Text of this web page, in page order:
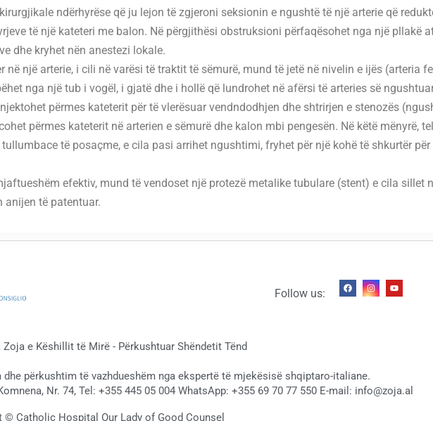
ndërhyrëse që ju lejon të zgjeroni seksionin e ngushtë të një arterie që
të një kateteri me balon. Në përgjithësi obstruksioni përfaqësohet nga një pllakë
dhe kryhet nën anestezi lokale.
një arterie, i cili në varësi të traktit të sëmurë, mund të jetë në nivelin e ijës (arteria
nga një tub i vogël, i gjatë dhe i hollë që lundrohet në afërsi të arteries së
përmes kateterit për të vlerësuar vendndodhjen dhe shtrirjen e stenozës
përmes kateterit në arterien e sëmurë dhe kalon mbi pengesën. Në këtë mënyrë,
të posaçme, e cila pasi arrihet ngushtimi, fryhet për një kohë të shkurtër
efektiv, mund të vendoset një protezë metalike tubulare (stent) e cila sillet
anijen të patentuar.
Follow us:
e Këshillit të Mirë - Përkushtuar Shëndetit Tënd
përkushtim të vazhdueshëm nga ekspertë të mjekësisë shqiptaro-italiane.
Nr. 74, Tel: +355 445 05 004 WhatsApp: +355 69 70 77 550 E-mail: info@zoja.al
© Catholic Hospital Our Lady of Good Counsel